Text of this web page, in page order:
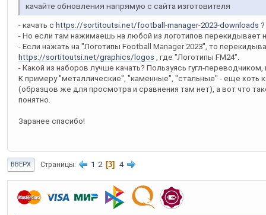
качайте обновления напрямую с сайта изготовителя
- качать с https://sortitoutsi.net/football-manager-2023-downloads ?
- Но если там нажимаешь на любой из логотипов перекидывает
- Если нажать на "Логотипы Football Manager 2023", то
https://sortitoutsi.net/graphics/logos , где "Логотипы FM24".
- Какой из наборов лучше качать? Пользуясь гугл-
К примеру "металлические", "каменные", "стальные" - еще хоть
(образцов же для просмотра и сравнения там нет), а вот что
понятно.
Заранее спасибо!
ВВЕРХ Страницы 1 2 3 4